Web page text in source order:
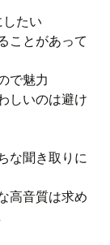
たい
ことがあって
で魅力
しいのは避け
な聞き取りに
高音質は求め